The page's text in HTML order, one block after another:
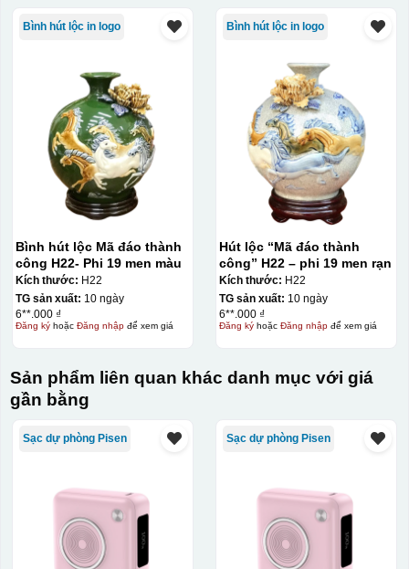
Kiểu in:
IN Decal lên GỐM SỨ
Bước 1: Tạo khuôn in để tạo ra Decal Bước 2: Dán
decal lên gốm sứ Bước 3: Cho vào lò nung ở nhiệt độ
700-800 độ CBước 1: Tạo ra DECALĐể tạo ra decal
trước khi dán nó lên gốm sứ, xưởng in sẽ in lên 1 loại
giấy đặc biệt, và kích thước logo được căn chỉnh theo
Bình hút lộc in logo
Bình hút lộc Mã đáo thành
công H22- Phi 19 men màu
Kích thước: H22
TG sản xuất: 10 ngày
6**.000 ₫
Đăng kýhoặc Đăng nhậpđể xem giá
Bình hút lộc in logo
Hút lộc “Mã đáo thành
công” H22 – phi 19 men rạn
Kích thước: H22
TG sản xuất: 10 ngày
6**.000 ₫
Đăng kýhoặc Đăng nhậpđể xem giá
Sản phẩm liên quan khác danh mục với giá
gần bằng
Sạc dự phòng Pisen Sạc dự phòng Pisen